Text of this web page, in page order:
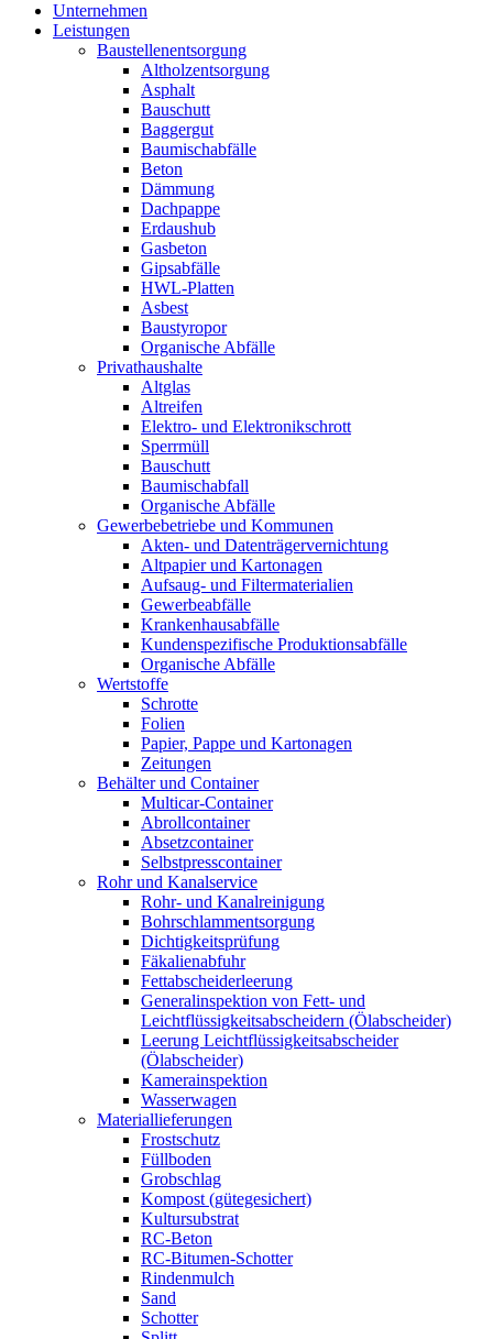
Unternehmen
Leistungen
Baustellenentsorgung
Altholzentsorgung
Asphalt
Bauschutt
Baggergut
Baumischabfälle
Beton
Dämmung
Dachpappe
Erdaushub
Gasbeton
Gipsabfälle
HWL-Platten
Asbest
Baustyropor
Organische Abfälle
Privathaushalte
Altglas
Altreifen
Elektro- und Elektronikschrott
Sperrmüll
Bauschutt
Baumischabfall
Organische Abfälle
Gewerbebetriebe und Kommunen
Akten- und Datenträgervernichtung
Altpapier und Kartonagen
Aufsaug- und Filtermaterialien
Gewerbeabfälle
Krankenhausabfälle
Kundenspezifische Produktionsabfälle
Organische Abfälle
Wertstoffe
Schrotte
Folien
Papier, Pappe und Kartonagen
Zeitungen
Behälter und Container
Multicar-Container
Abrollcontainer
Absetzcontainer
Selbstpresscontainer
Rohr und Kanalservice
Rohr- und Kanalreinigung
Bohrschlammentsorgung
Dichtigkeitsprüfung
Fäkalienabfuhr
Fettabscheiderleerung
Generalinspektion von Fett- und
Leichtflüssigkeitsabscheidern (Ölabscheider)
Leerung Leichtflüssigkeitsabscheider
(Ölabscheider)
Kamerainspektion
Wasserwagen
Materiallieferungen
Frostschutz
Füllboden
Grobschlag
Kompost (gütegesichert)
Kultursubstrat
RC-Beton
RC-Bitumen-Schotter
Rindenmulch
Sand
Schotter